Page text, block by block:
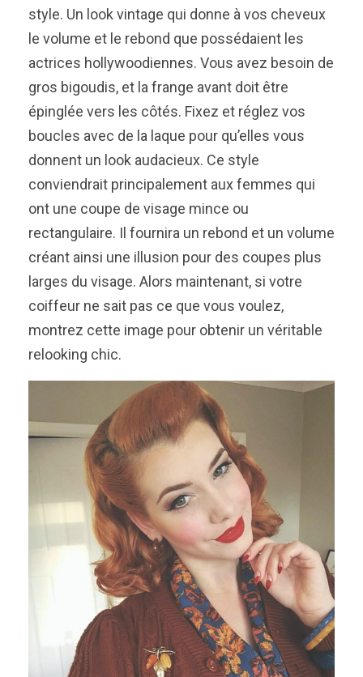
style. Un look vintage qui donne à vos cheveux
le volume et le rebond que possédaient les
actrices hollywoodiennes. Vous avez besoin de
gros bigoudis, et la frange avant doit être
épinglée vers les côtés. Fixez et réglez vos
boucles avec de la laque pour qu’elles vous
donnent un look audacieux. Ce style
conviendrait principalement aux femmes qui
ont une coupe de visage mince ou
rectangulaire. Il fournira un rebond et un volume
créant ainsi une illusion pour des coupes plus
larges du visage. Alors maintenant, si votre
coiffeur ne sait pas ce que vous voulez,
montrez cette image pour obtenir un véritable
relooking chic.